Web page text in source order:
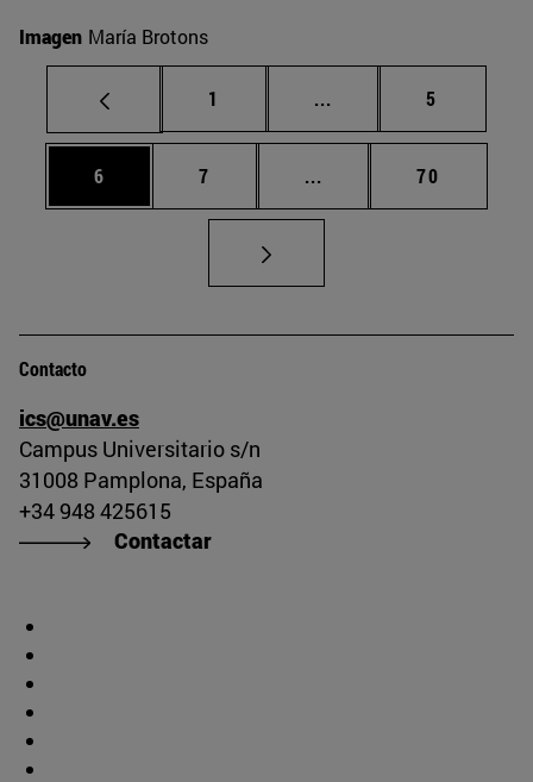
Imagen María Brotons
Página
1 ... Páginas intermedias
Página
5
Página
6 Página
7 ... Páginas intermedias
Página
70
Contacto
ics@unav.es
Campus Universitario s/n
31008 Pamplona, España
+34 948 425615
Contactar